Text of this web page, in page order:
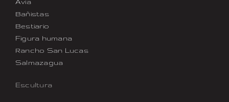
Bañistas
Bestiario
Figura humana
Rancho San Lucas
Salmazagua
Escultura